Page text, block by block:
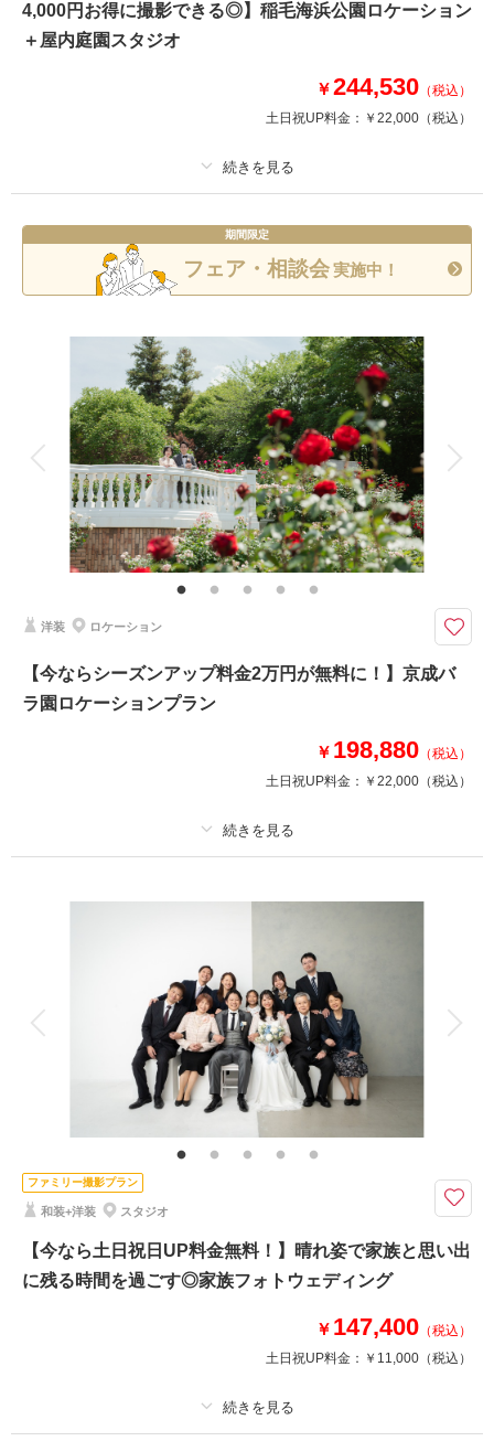
このプランで撮影可能な撮影レポート
2026年6月7日
見浜園（千葉）
来店・オンライン
4,000円お得に撮影できる◎】稲毛海浜公園ロケーション
＋屋内庭園スタジオ
￥244,530 （税込）
土日祝UP料金： ￥22,000 （税込）
撮影料 新婦衣装2着 新郎衣装2着
着付け ヘアメイク 小物一式
挙式
家族用衣装レンタル ペットと撮影
その他含むもの
出張料 / ヘアメイクアテンド / ライブレタッチ
洋装ロケーション＋和装スタジオを贅沢に！超超超おすすめの組み合わせプ
ランが登場！
大人気の稲毛海浜公園ロケーションと、当店一押しの屋内庭園スタジオ
当店で最も選ばれているプランを組み合わせた欲張りプランです♪
1日でまとめて撮影することで通常価格より44,000円オフで撮影できます♡
※表示価格は割引後の価格となります。
このプランで撮影可能な撮影レポート
稲毛海浜公園、スタジオ（千葉）
期間限定
フェア・相談会 実施中！
洋装 ロケーション
【今ならシーズンアップ料金2万円が無料に！】京成バ
ラ園ロケーションプラン
￥ 198,880 （税込）
土日祝UP料金： ￥22,000 （税込）
データ 200 カット
会食
家族用衣装レンタル
その他含むもの
出張料 / ヘアメイクアテンド / ライブレタッチ
日本国内でも有数のバラ園。恋人の聖地で残すウェディングフォト♡
バラの見頃は年に2回（5月上旬〜6月中旬、10月中旬～11月下旬）
秋バラシーズンのご予約受付中◎
このプランで撮影可能な撮影レポート
2026年6月1日
京成バラ園 （千葉）
ファミリー撮影プラン
和装+洋装 スタジオ
【今なら土日祝日UP料金無料！】晴れ姿で家族と思い出
に残る時間を過ごす◎家族フォトウェディング
￥ 147,400 （税込）
土日祝UP料金： ￥11,000 （税込）